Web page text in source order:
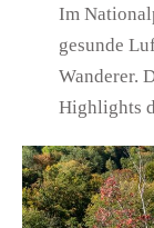
Im
gesunde
Wanderer.
Highlights